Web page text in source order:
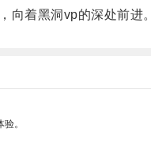
着黑洞vp的深处前进。
。